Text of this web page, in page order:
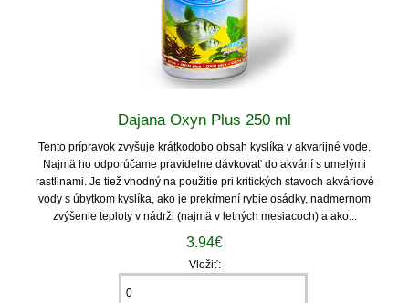
Dajana Oxyn Plus 250 ml
Tento prípravok zvyšuje krátkodobo obsah kyslíka v akvarijné vode.
Najmä ho odporúčame pravidelne dávkovať do akvárií s umelými
rastlinami. Je tiež vhodný na použitie pri kritických stavoch akváriové
vody s úbytkom kyslíka, ako je prekŕmení rybie osádky, nadmernom
zvýšenie teploty v nádrži (najmä v letných mesiacoch) a ako...
3.94€
Vložiť: